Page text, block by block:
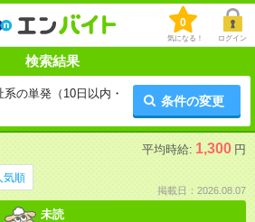
0
気になる！ ログイン
検索結果
の単発（10日以内・
条件の変更
平均時給: 1,300 円
気順
掲載日：2026.08.07
未読